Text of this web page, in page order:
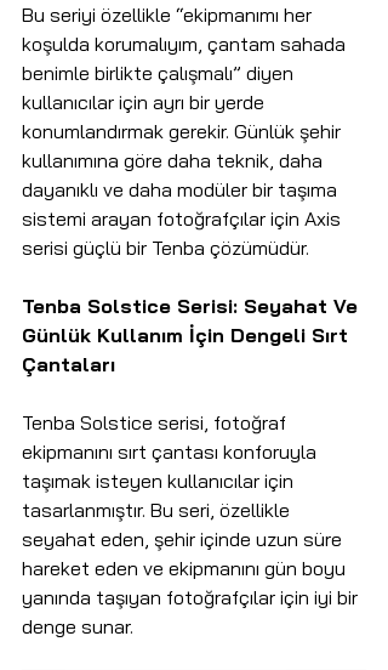
Bu seriyi özellikle “ekipmanımı her
koşulda korumalıyım, çantam sahada
benimle birlikte çalışmalı” diyen
kullanıcılar için ayrı bir yerde
konumlandırmak gerekir. Günlük şehir
kullanımına göre daha teknik, daha
dayanıklı ve daha modüler bir taşıma
sistemi arayan fotoğrafçılar için Axis
serisi güçlü bir Tenba çözümüdür.
Tenba Solstice Serisi: Seyahat Ve
Günlük Kullanım İçin Dengeli Sırt
Çantaları
Tenba Solstice serisi, fotoğraf
ekipmanını sırt çantası konforuyla
taşımak isteyen kullanıcılar için
tasarlanmıştır. Bu seri, özellikle
seyahat eden, şehir içinde uzun süre
hareket eden ve ekipmanını gün boyu
yanında taşıyan fotoğrafçılar için iyi bir
denge sunar.